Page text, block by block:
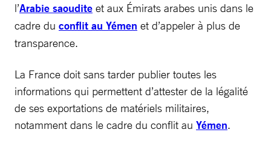
l’Arabie saoudite et aux Émirats arabes unis dans le
cadre du conflit au Yémen et d’appeler à plus de
transparence.
La France doit sans tarder publier toutes les
informations qui permettent d’attester de la légalité
de ses exportations de matériels militaires,
notamment dans le cadre du conflit au Yémen.